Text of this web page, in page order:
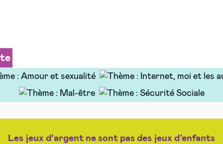
Les jeux d’argent ne sont pas des jeux d’enfants